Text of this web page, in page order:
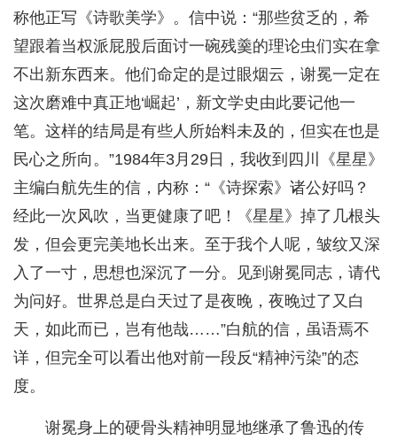
称他正写《诗歌美学》。信中说：“那些贫乏的，希
望跟着当权派屁股后面讨一碗残羹的理论虫们实在拿
不出新东西来。他们命定的是过眼烟云，谢冕一定在
这次磨难中真正地‘崛起’，新文学史由此要记他一
笔。这样的结局是有些人所始料未及的，但实在也是
民心之所向。”1984年3月29日，我收到四川《星星》
主编白航先生的信，内称：“《诗探索》诸公好吗？
经此一次风吹，当更健康了吧！《星星》掉了几根头
发，但会更完美地长出来。至于我个人呢，皱纹又深
入了一寸，思想也深沉了一分。见到谢冕同志，请代
为问好。世界总是白天过了是夜晚，夜晚过了又白
天，如此而已，岂有他哉……”白航的信，虽语焉不
详，但完全可以看出他对前一段反“精神污染”的态
度。
谢冕身上的硬骨头精神明显地继承了鲁迅的传